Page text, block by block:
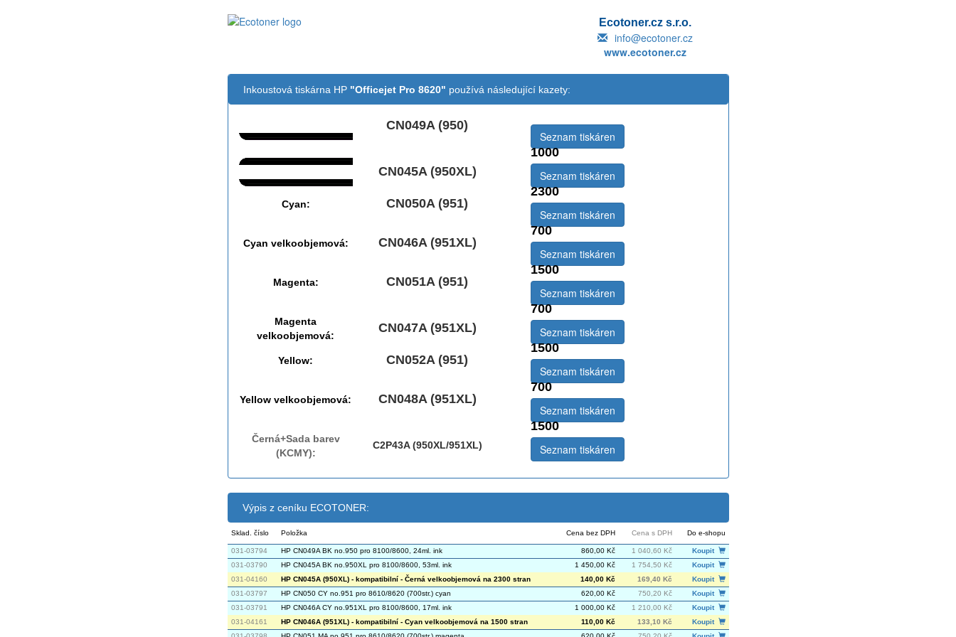
Ecotoner.cz s.r.o.
info@ecotoner.cz
www.ecotoner.cz
Inkoustová tiskárna HP "Officejet Pro 8620" používá následující kazety:
CN049A (950)
1000
Seznam tiskáren
CN045A (950XL)
2300
Seznam tiskáren
Cyan:
CN050A (951)
700
Seznam tiskáren
Cyan velkoobjemová:
CN046A (951XL)
1500
Seznam tiskáren
Magenta:
CN051A (951)
700
Seznam tiskáren
Magenta
velkoobjemová:
CN047A (951XL)
1500
Seznam tiskáren
Yellow:
CN052A (951)
700
Seznam tiskáren
Yellow velkoobjemová:
CN048A (951XL)
1500
Seznam tiskáren
Černá+Sada barev
(KCMY):
C2P43A (950XL/951XL) Seznam tiskáren
Výpis z ceníku ECOTONER:
Sklad. číslo Položka Cena bez DPH Cena s DPH Do e-shopu
031-03794 HP CN049A BK no.950 pro 8100/8600, 24ml. ink 860,00 Kč 1 040,60 Kč
Koupit
031-03790
HP CN045A BK no.950XL pro 8100/8600, 53ml. ink 1 450,00 Kč 1 754,50 Kč
Koupit
031-04160
HP CN045A (950XL) - kompatibilní - Černá velkoobjemová na 2300 stran 140,00 Kč 169,40 Kč
Koupit
031-03797
HP CN050 CY no.951 pro 8610/8620 (700str.) cyan 620,00 Kč 750,20 Kč
Koupit
031-03791
HP CN046A CY no.951XL pro 8100/8600, 17ml. ink 1 000,00 Kč 1 210,00 Kč
Koupit
031-04161
HP CN046A (951XL) - kompatibilní - Cyan velkoobjemová na 1500 stran 110,00 Kč 133,10 Kč
Koupit